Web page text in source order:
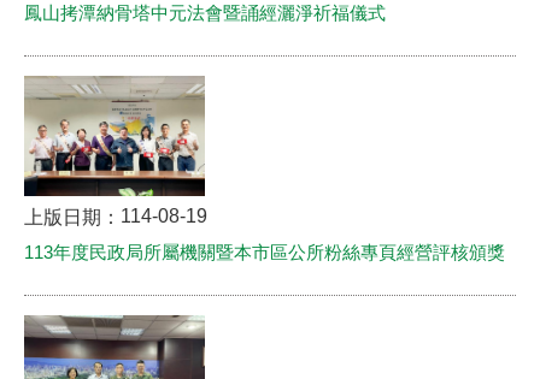
鳳山拷潭納骨塔中元法會暨誦經灑淨祈福儀式
上版日期： 114-08-19
113年度民政局所屬機關暨本市區公所粉絲專頁經營評核頒獎